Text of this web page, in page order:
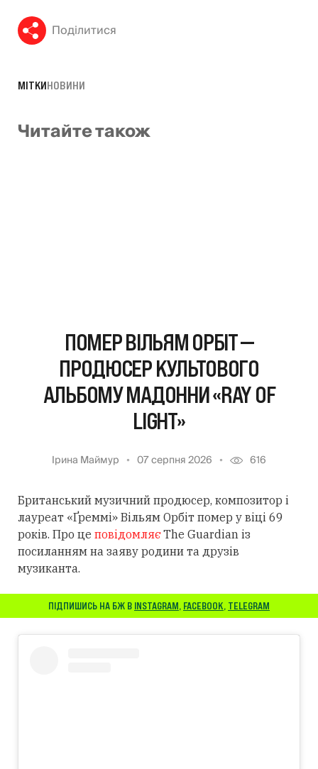
Поділитися
МІТКИНОВИНИ
Читайте також
ПОМЕР ВІЛЬЯМ ОРБІТ —
ПРОДЮСЕР КУЛЬТОВОГО
АЛЬБОМУ МАДОННИ «RAY OF
LIGHT»
Ірина Маймур 07 серпня 2026 616
Британський музичний продюсер, композитор і
лауреат «Ґреммі» Вільям Орбіт помер у віці 69
років. Про це повідомляєThe Guardian із
посиланням на заяву родини та друзів
музиканта.
ПІДПИШИСЬ НА БЖ В INSTAGRAM, FACEBOOK, TELEGRAM